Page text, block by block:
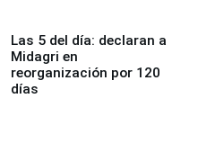
Las 5 del día: declaran a
Midagri en
reorganización por 120
días